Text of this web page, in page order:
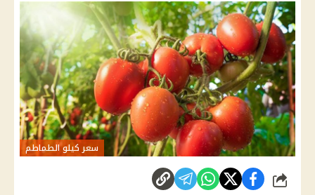
سعر كيلو الطماطم
شارك